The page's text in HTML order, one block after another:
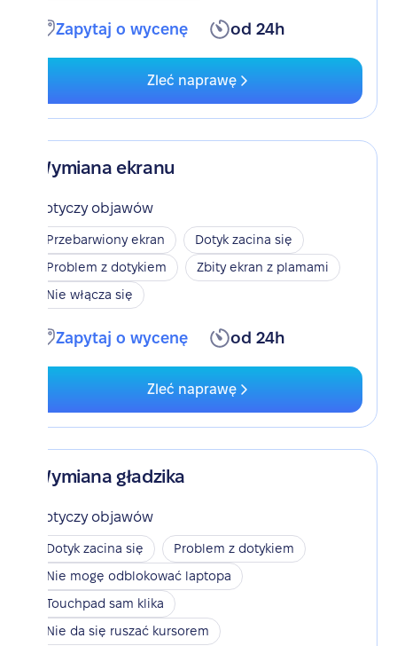
Zapytaj o wycenę od 24h
Zleć naprawę
Wymiana ekranu
Dotyczy objawów
Przebarwiony ekran
Dotyk zacina się
Problem z dotykiem
Zbity ekran z plamami
Nie włącza się
Zapytaj o wycenę od 24h
Zleć naprawę
Wymiana gładzika
Dotyczy objawów
Dotyk zacina się
Problem z dotykiem
Nie mogę odblokować laptopa
Touchpad sam klika
Nie da się ruszać kursorem